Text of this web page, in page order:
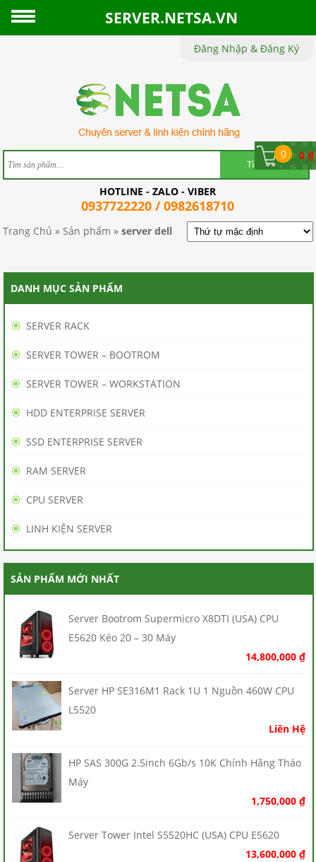
SERVER.NETSA.VN
Đăng Nhập & Đăng Ký
HOTLINE - ZALO - VIBER
0937722220 / 0982618710
SẢN
SÁCH
HÀNH
/
BẢO
TRÌ
THANH
TOÁN
LIÊN
HỆ
0 0 ₫
Trang Chủ »Sản phẩm »server dell
DANH MỤC SẢN PHẨM
SERVER RACK
SERVER TOWER – BOOTROM
SERVER TOWER – WORKSTATION
HDD ENTERPRISE SERVER
SSD ENTERPRISE SERVER
RAM SERVER
CPU SERVER
LINH KIỆN SERVER
SẢN PHẨM MỚI NHẤT
Server Bootrom Supermicro X8DTI (USA) CPU
E5620 Kéo 20 – 30 Máy
14,800,000 ₫
Server HP SE316M1 Rack 1U 1 Nguồn 460W CPU
L5520
Liên Hệ
HP SAS 300G 2.5inch 6Gb/s 10K Chính Hãng Tháo
Máy
1,750,000 ₫
Server Tower Intel S5520HC (USA) CPU E5620
13,600,000 ₫